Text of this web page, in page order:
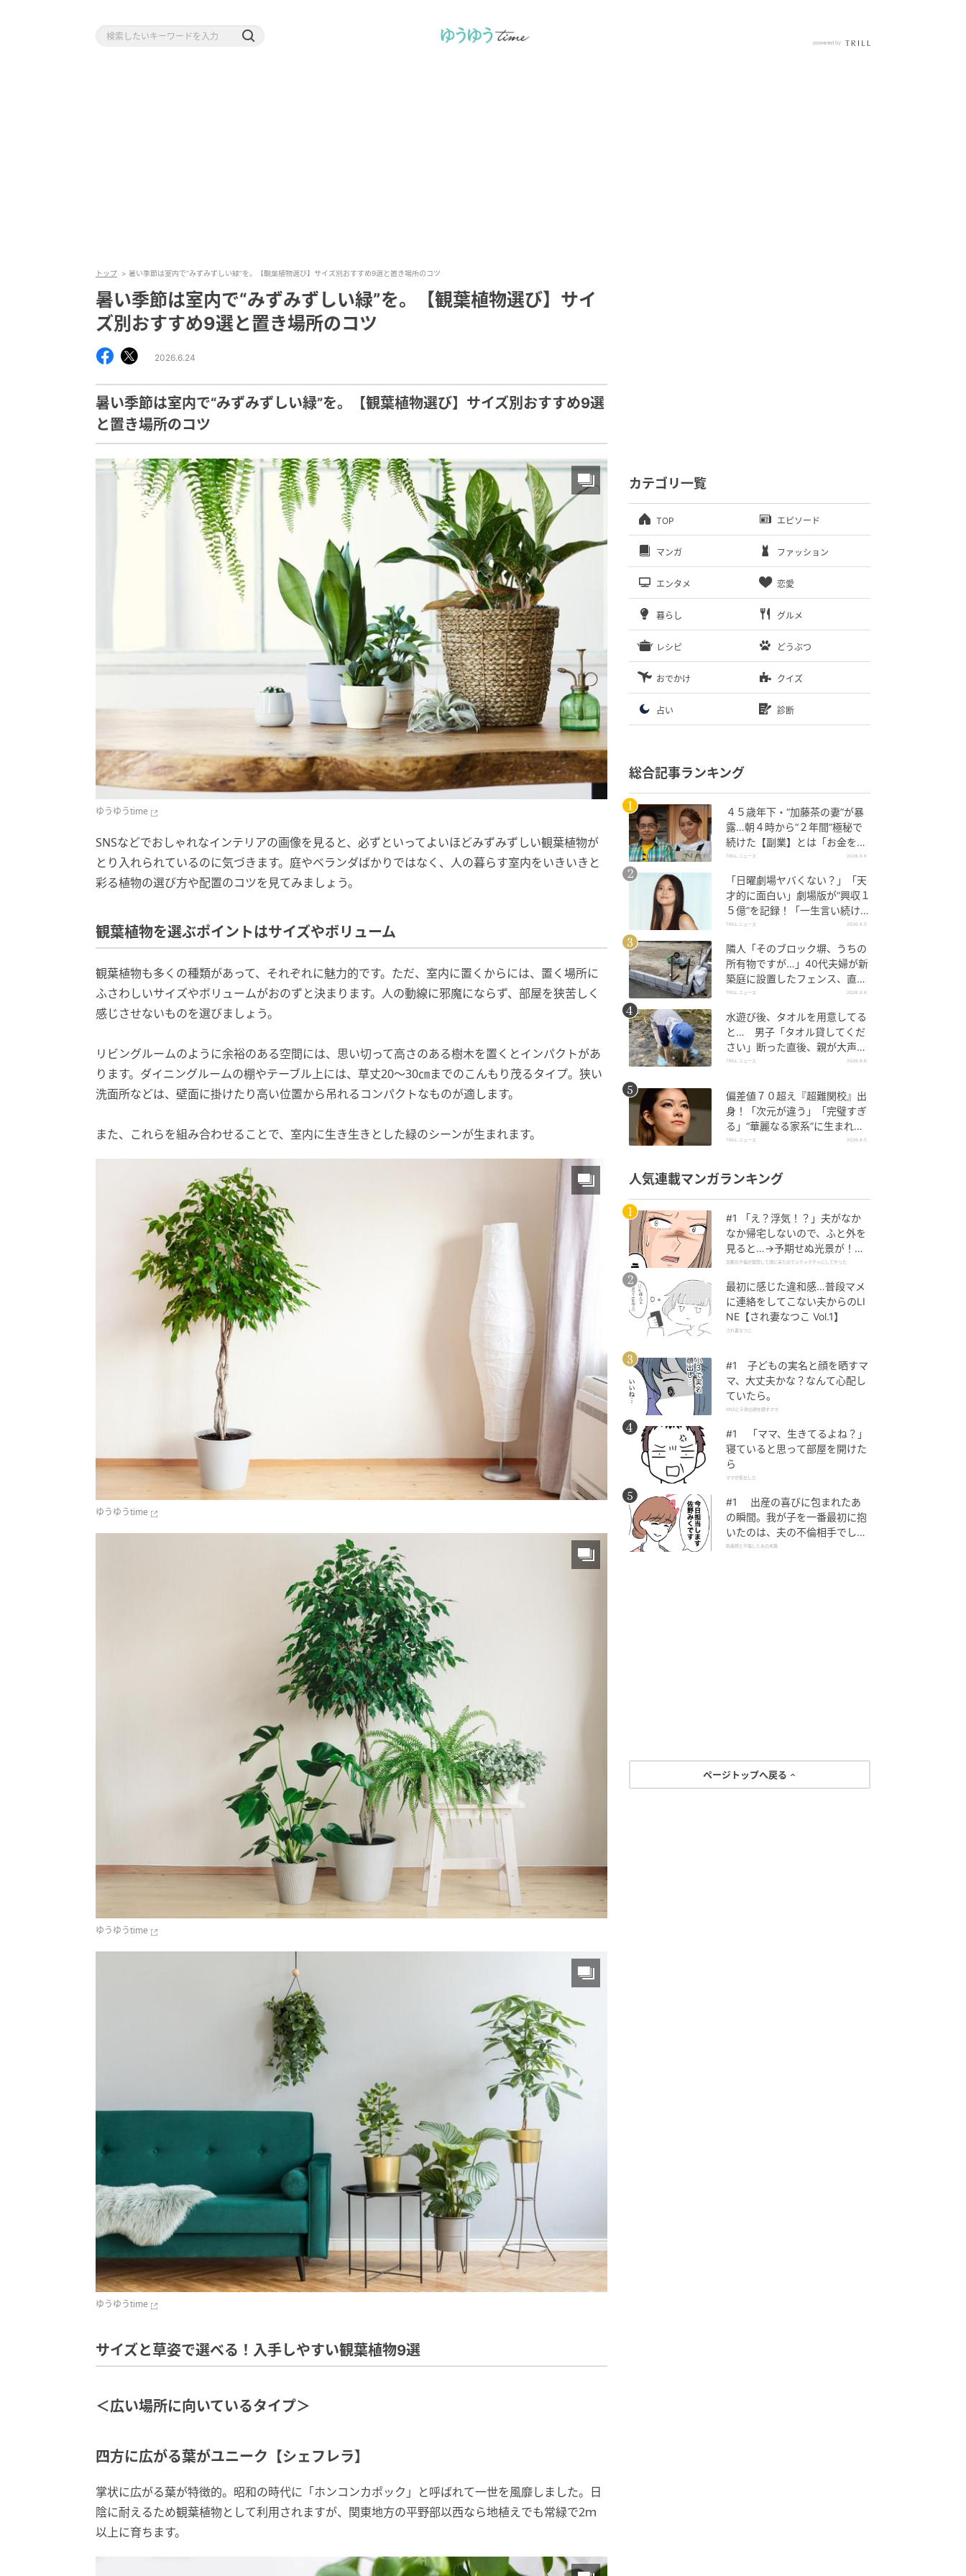
トップ 暑い季節は室内で“みずみずしい緑”を。【観葉植物選び】サイズ別おすすめ9選と置き場所のコツ
暑い季節は室内で“みずみずしい緑”を。【観葉植物選び】サイ
ズ別おすすめ9選と置き場所のコツ
2026.6.24
暑い季節は室内で“みずみずしい緑”を。【観葉植物選び】サイズ別おすすめ9選
と置き場所のコツ
ゆうゆうtime
SNSなどでおしゃれなインテリアの画像を見ると、必ずといってよいほどみずみずしい観葉植物が
とり入れられているのに気づきます。庭やベランダばかりではなく、人の暮らす室内をいきいきと
彩る植物の選び方や配置のコツを見てみましょう。
観葉植物を選ぶポイントはサイズやボリューム
観葉植物も多くの種類があって、それぞれに魅力的です。ただ、室内に置くからには、置く場所に
ふさわしいサイズやボリュームがおのずと決まります。人の動線に邪魔にならず、部屋を狭苦しく
感じさせないものを選びましょう。
リビングルームのように余裕のある空間には、思い切って高さのある樹木を置くとインパクトがあ
ります。ダイニングルームの棚やテーブル上には、草丈20～30㎝までのこんもり茂るタイプ。狭い
洗面所などは、壁面に掛けたり高い位置から吊れるコンパクトなものが適します。
また、これらを組み合わせることで、室内に生き生きとした緑のシーンが生まれます。
ゆうゆうtime
ゆうゆうtime
ゆうゆうtime
サイズと草姿で選べる！入手しやすい観葉植物9選
＜広い場所に向いているタイプ＞
四方に広がる葉がユニーク【シェフレラ】
掌状に広がる葉が特徴的。昭和の時代に「ホンコンカポック」と呼ばれて一世を風靡しました。日
陰に耐えるため観葉植物として利用されますが、関東地方の平野部以西なら地植えでも常緑で2ｍ
以上に育ちます。
カテゴリ一覧
TOP エピソード
マンガ ファッション
エンタメ 恋愛
暮らし グルメ
レシピ どうぶつ
おでかけ クイズ
占い 診断
総合記事ランキング
４５歳年下・“加藤茶の妻”が暴
露…朝４時から“２年間”極秘で
続けた【副業】とは「お金を稼
ぐのって大変」
TRILL ニュース 2026.8.6
「日曜劇場ヤバくない？」「天
才的に面白い」劇場版が“興収１
５億”を記録！「一生言い続け
る」放送後も続く“切望の声”
TRILL ニュース 2026.8.5
隣人「そのブロック塀、うちの
所有物ですが…」40代夫婦が新
築庭に設置したフェンス、直後
に迫られた"顛末"
TRILL ニュース 2026.8.6
水遊び後、タオルを用意してる
と… 男子「タオル貸してくだ
さい」断った直後、親が大声で
放った一言に絶句
TRILL ニュース 2026.8.6
偏差値７０超え『超難関校』出
身！「次元が違う」「完璧すぎ
る」“華麗なる家系”に生まれた
【規格外の逸材】
TRILL ニュース 2026.8.5
人気連載マンガランキング
#1 「え？浮気！？」夫がなか
なか帰宅しないので、ふと外を
見ると…→予期せぬ光景が！｜
旦那の不倫が発覚して頭に来た
旦那の不倫が発覚して頭に来たのでメチャクチャにしてやった
最初に感じた違和感…普段マメ
に連絡をしてこない夫からのLI
NE【され妻なつこ Vol.1】
され妻なつこ
#1 子どもの実名と顔を晒すマ
マ、大丈夫かな？なんて心配し
ていたら。
SNSに子供の顔を晒すママ
#1 「ママ、生きてるよね？」
寝ていると思って部屋を開けた
ら
ママが家出した
#1 出産の喜びに包まれたあ
の瞬間。我が子を一番最初に抱
いたのは、夫の不倫相手でし
た。
助産師と不倫した夫の末路
ページトップへ戻る